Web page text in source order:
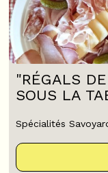
"RÉGALS
SOUS LA
Spécialités